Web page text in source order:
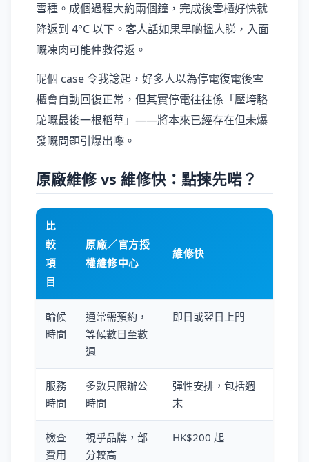
雪種。成個過程大約兩個鐘，完成後雪櫃好快就
降返到 4°C 以下。客人話如果早啲搵人睇，入面
嘅凍肉可能仲救得返。
呢個 case 令我諗起，好多人以為停電復電後雪
櫃會自動回復正常，但其實停電往往係「壓垮駱
駝嘅最後一根稻草」——將本來已經存在但未爆
發嘅問題引爆出嚟。
原廠維修 vs 維修快：點揀先啱？
比
較
項
目
原廠／官方授
權維修中心
維修快
輪候
時間
通常需預約，
等候數日至數
週
即日或翌日上門
服務
時間
多數只限辦公
時間
彈性安排，包括週
末
檢查
費用
視乎品牌，部
分較高
HK$200 起